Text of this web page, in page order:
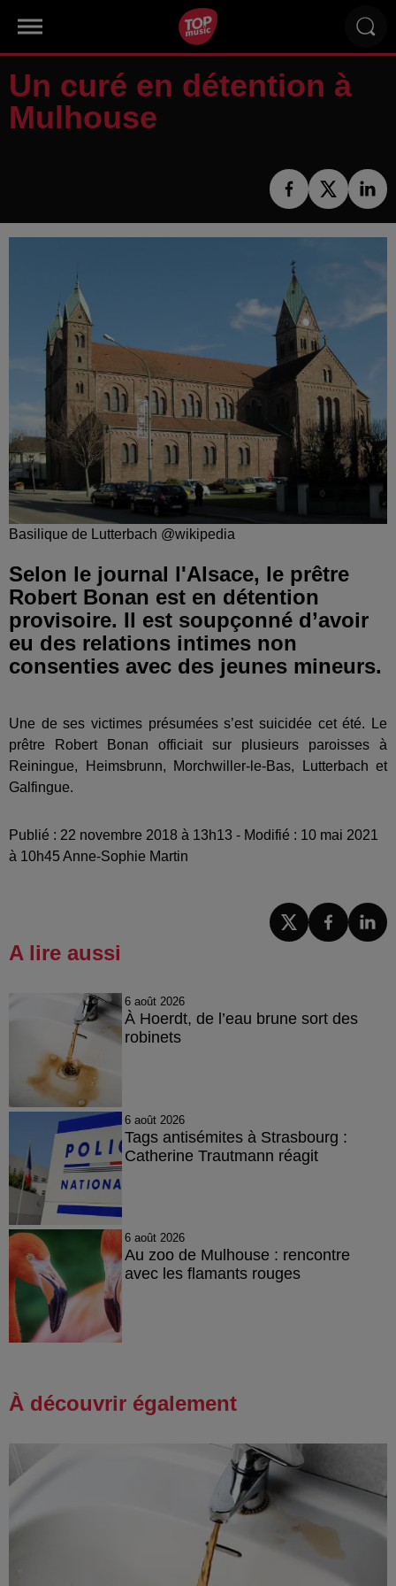
Un curé en détention à
Mulhouse
Basilique de Lutterbach @wikipedia
Selon le journal l'Alsace, le prêtre
Robert Bonan est en détention
provisoire. Il est soupçonné d’avoir
eu des relations intimes non
consenties avec des jeunes mineurs.
Une de ses victimes présumées s’est suicidée cet été. Le
prêtre Robert Bonan officiait sur plusieurs paroisses à
Reiningue, Heimsbrunn, Morchwiller-le-Bas, Lutterbach et
Galfingue.
Publié : 22 novembre 2018 à 13h13 - Modifié : 10 mai 2021
à 10h45 Anne-Sophie Martin
A lire aussi
6 août 2026
À Hoerdt, de l’eau brune sort des
robinets
6 août 2026
Tags antisémites à Strasbourg :
Catherine Trautmann réagit
6 août 2026
Au zoo de Mulhouse : rencontre
avec les flamants rouges
À découvrir également